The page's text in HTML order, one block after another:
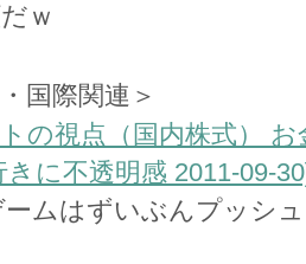
ｗ
国際関連＞
の視点（国内株式）
きに不透明感 2011-09-
ムはずいぶんプッシ